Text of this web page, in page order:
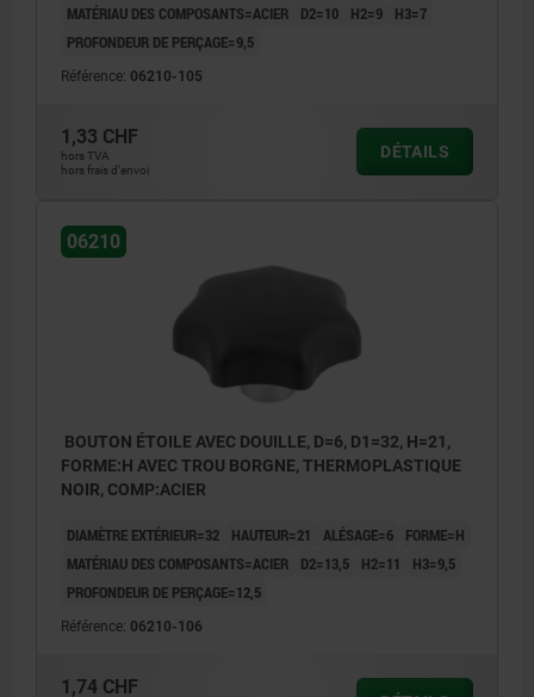
Forme H : insert avec trou borgne
Forme L : avec filetage
MATÉRIAU DES COMPOSANTS=ACIER
D2=10 H2=9
H3=7
PROFONDEUR DE PERÇAGE=9,5
Référence: 06210-105
1,33 CHF
hors TVA
hors frais d’envoi
DÉTAILS
06210
BOUTON ÉTOILE AVEC DOUILLE, D=6, D1=32, H=21,
FORME:H AVEC TROU BORGNE, THERMOPLASTIQUE
NOIR, COMP:ACIER
DIAMÈTRE EXTÉRIEUR=32 HAUTEUR=21 ALÉSAGE=6
FORME=H
MATÉRIAU DES COMPOSANTS=ACIER
D2=13,5 H2=11
H3=9,5
PROFONDEUR DE PERÇAGE=12,5
Référence: 06210-106
1,74 CHF